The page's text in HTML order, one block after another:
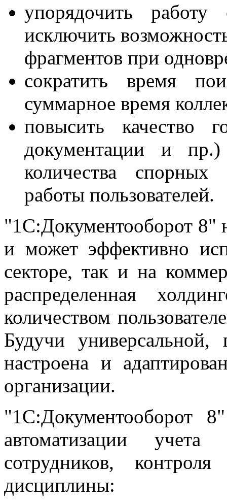
упорядочить работу
исключить
фрагментов при
сократить время
суммарное время
повысить качество
документации и
количества
работы пользователей.
"1С:Документооборот 8"
и может эффективно
секторе, так и на
распределенная
количеством
Будучи
настроена и
организации.
"1С:Документооборот
автоматизации учета
сотрудников,
дисциплины: